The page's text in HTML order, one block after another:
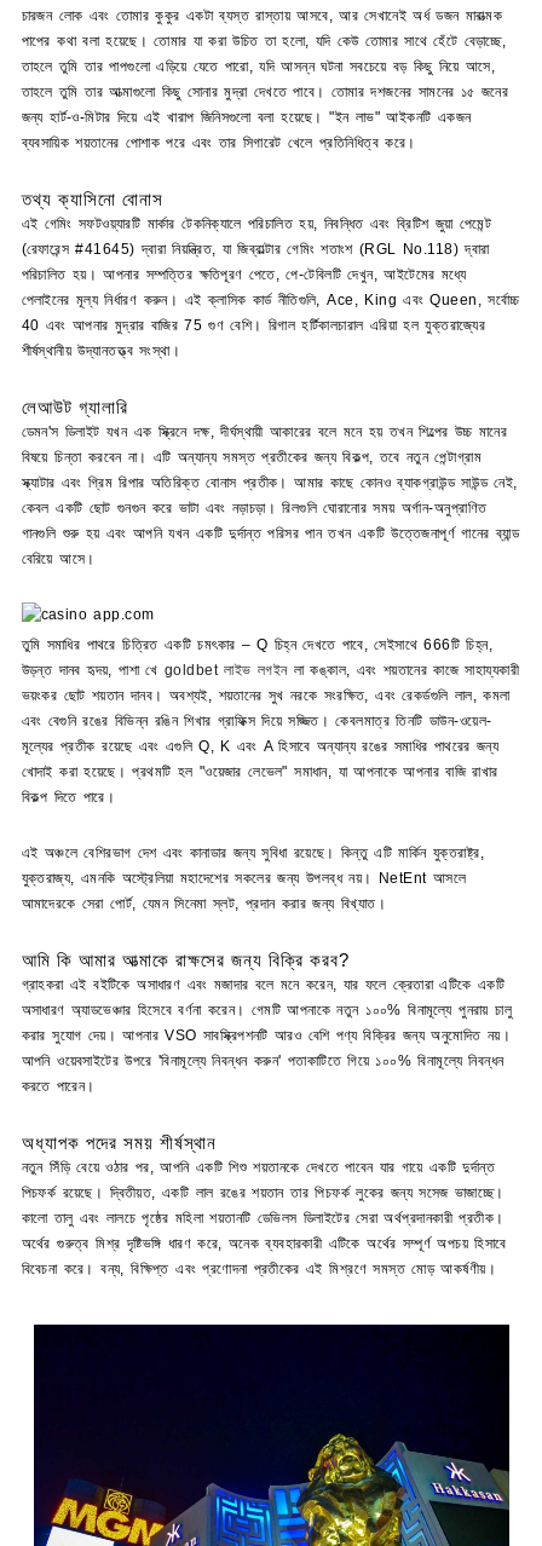
চারজন লোক এবং তোমার কুকুর একটা ব্যস্ত রাস্তায় আসবে, আর সেখানেই অর্ধ ডজন মারাত্মক
পাপের কথা বলা হয়েছে। তোমার যা করা উচিত তা হলো, যদি কেউ তোমার সাথে হেঁটে বেড়াচ্ছে,
তাহলে তুমি তার পাপগুলো এড়িয়ে যেতে পারো, যদি আসন্ন ঘটনা সবচেয়ে বড় কিছু নিয়ে আসে,
তাহলে তুমি তার আত্মাগুলো কিছু সোনার মুদ্রা দেখতে পাবে। তোমার দশজনের সামনের ১৫ জনের
জন্য হার্ট-ও-মিটার দিয়ে এই খারাপ জিনিসগুলো বলা হয়েছে। "ইন লাভ" আইকনটি একজন
ব্যবসায়িক শয়তানের পোশাক পরে এবং তার সিগারেট খেলে প্রতিনিধিত্ব করে।
তথ্য ক্যাসিনো বোনাস
এই গেমিং সফটওয়্যারটি মার্কার টেকনিক্যালে পরিচালিত হয়, নিবন্ধিত এবং ব্রিটিশ জুয়া পেমেন্ট
(রেফারেন্স #41645) দ্বারা নিয়ন্ত্রিত, যা জিব্রাল্টার গেমিং শতাংশ (RGL No.118) দ্বারা
পরিচালিত হয়। আপনার সম্পত্তির ক্ষতিপূরণ পেতে, পে-টেবিলটি দেখুন, আইটেমের মধ্যে
পেলাইনের মূল্য নির্ধারণ করুন। এই ক্লাসিক কার্ড নীতিগুলি, Ace, King এবং Queen, সর্বোচ্চ
40 এবং আপনার মুদ্রার বাজির 75 গুণ বেশি। রিগাল হর্টিকালচারাল এরিয়া হল যুক্তরাজ্যের
শীর্ষস্থানীয় উদ্যানতত্ত্ব সংস্থা।
লেআউট গ্যালারি
ডেমন'স ডিলাইট যখন এক স্ক্রিনে দক্ষ, দীর্ঘস্থায়ী আকারের বলে মনে হয় তখন শিল্পের উচ্চ মানের
বিষয়ে চিন্তা করবেন না। এটি অন্যান্য সমস্ত প্রতীকের জন্য বিকল্প, তবে নতুন পেন্টাগ্রাম
স্ক্যাটার এবং গ্রিম রিপার অতিরিক্ত বোনাস প্রতীক। আমার কাছে কোনও ব্যাকগ্রাউন্ড সাউন্ড নেই,
কেবল একটি ছোট গুনগুন করে ভাটা এবং নড়াচড়া। রিলগুলি ঘোরানোর সময় অর্গান-অনুপ্রাণিত
গানগুলি শুরু হয় এবং আপনি যখন একটি দুর্দান্ত পরিসর পান তখন একটি উত্তেজনাপূর্ণ গানের ব্যান্ড
বেরিয়ে আসে।
তুমি সমাধির পাথরে চিত্রিত একটি চমৎকার – Q চিহ্ন দেখতে পাবে, সেইসাথে 666টি চিহ্ন,
উড়ন্ত দানব হৃদয়, পাশা খে goldbet লাইভ লগইনলা কঙ্কাল, এবং শয়তানের কাজে সাহায্যকারী
ভয়ংকর ছোট শয়তান দানব। অবশ্যই, শয়তানের সুখ নরকে সংরক্ষিত, এবং রেকর্ডগুলি লাল, কমলা
এবং বেগুনি রঙের বিভিন্ন রঙিন শিখার গ্রাফিক্স দিয়ে সজ্জিত। কেবলমাত্র তিনটি ডাউন-ওয়েল-
মূল্যের প্রতীক রয়েছে এবং এগুলি Q, K এবং A হিসাবে অন্যান্য রঙের সমাধির পাথরের জন্য
খোদাই করা হয়েছে। প্রথমটি হল "ওয়েজার লেভেল" সমাধান, যা আপনাকে আপনার বাজি রাখার
বিকল্প দিতে পারে।
এই অঞ্চলে বেশিরভাগ দেশ এবং কানাডার জন্য সুবিধা রয়েছে। কিন্তু এটি মার্কিন যুক্তরাষ্ট্র,
যুক্তরাজ্য, এমনকি অস্ট্রেলিয়া মহাদেশের সকলের জন্য উপলব্ধ নয়। NetEnt আসলে
আমাদেরকে সেরা পোর্ট, যেমন সিনেমা স্লট, প্রদান করার জন্য বিখ্যাত।
আমি কি আমার আত্মাকে রাক্ষসের জন্য বিক্রি করব?
গ্রাহকরা এই বইটিকে অসাধারণ এবং মজাদার বলে মনে করেন, যার ফলে ক্রেতারা এটিকে একটি
অসাধারণ অ্যাডভেঞ্চার হিসেবে বর্ণনা করেন। গেমটি আপনাকে নতুন ১০০% বিনামূল্যে পুনরায় চালু
করার সুযোগ দেয়। আপনার VSO সাবস্ক্রিপশনটি আরও বেশি পণ্য বিক্রির জন্য অনুমোদিত নয়।
আপনি ওয়েবসাইটের উপরে 'বিনামূল্যে নিবন্ধন করুন' পতাকাটিতে গিয়ে ১০০% বিনামূল্যে নিবন্ধন
করতে পারেন।
অধ্যাপক পদের সময় শীর্ষস্থান
নতুন সিঁড়ি বেয়ে ওঠার পর, আপনি একটি শিশু শয়তানকে দেখতে পাবেন যার গায়ে একটি দুর্দান্ত
পিচফর্ক রয়েছে। দ্বিতীয়ত, একটি লাল রঙের শয়তান তার পিচফর্ক লুকের জন্য সসেজ ভাজাচ্ছে।
কালো তালু এবং লালচে পৃষ্ঠের মহিলা শয়তানটি ডেভিলস ডিলাইটের সেরা অর্থপ্রদানকারী প্রতীক।
অর্থের গুরুত্ব মিশ্র দৃষ্টিভঙ্গি ধারণ করে, অনেক ব্যবহারকারী এটিকে অর্থের সম্পূর্ণ অপচয় হিসাবে
বিবেচনা করে। বন্য, বিক্ষিপ্ত এবং প্রণোদনা প্রতীকের এই মিশ্রণে সমস্ত মোড় আকর্ষণীয়।